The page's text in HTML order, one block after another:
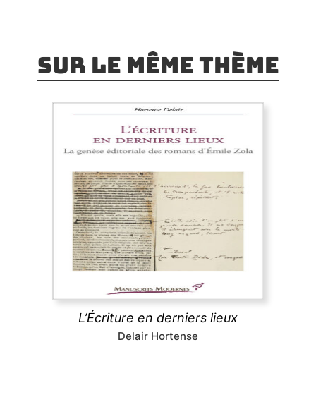
Sur le même thème
L’Écriture en derniers lieux
Delair Hortense
L’Écriture en derniers lieux
Pour certains auteurs, l’impression de l’ouvrage
relance l’écriture au lieu d’y mettre un terme. Cet
ouvrage réexamine l’histoire littéraire et les
Rougon-Macquartà la lumière des épreuves
typographiques, où Zola révise littéralement le
texte de chaque roman à la dernière minute.
découvrir